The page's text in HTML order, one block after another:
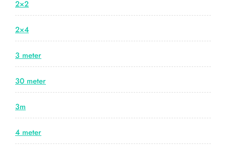
2×2
2×4
3 meter
30 meter
3m
4 meter